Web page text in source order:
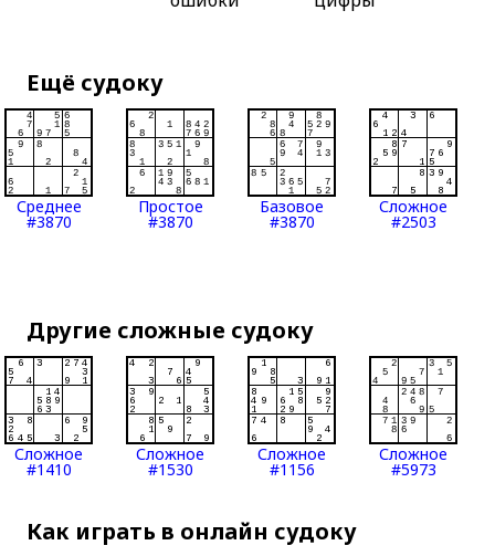
Ещё судоку
Среднее
#3870
Простое
#3870
Базовое
#3870
Сложное
#2503
Другие сложные судоку
Сложное
#1410
Сложное
#1530
Сложное
#1156
Сложное
#5973
Как играть в онлайн судоку